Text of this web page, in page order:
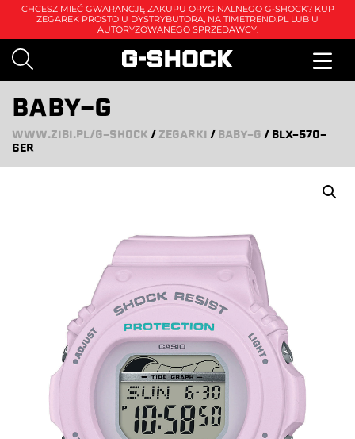
CHCESZ MIEĆ GWARANCJĘ ZAKUPU ORYGINALNEGO G-SHOCK? KUP
ZEGAREK PROSTO U DYSTRYBUTORA, NA TIMETREND.PL LUB U
AUTORYZOWANEGO SPRZEDAWCY.
BABY-G
WWW.ZIBI.PL/G-SHOCK / ZEGARKI / BABY-G / BLX-570-
6ER